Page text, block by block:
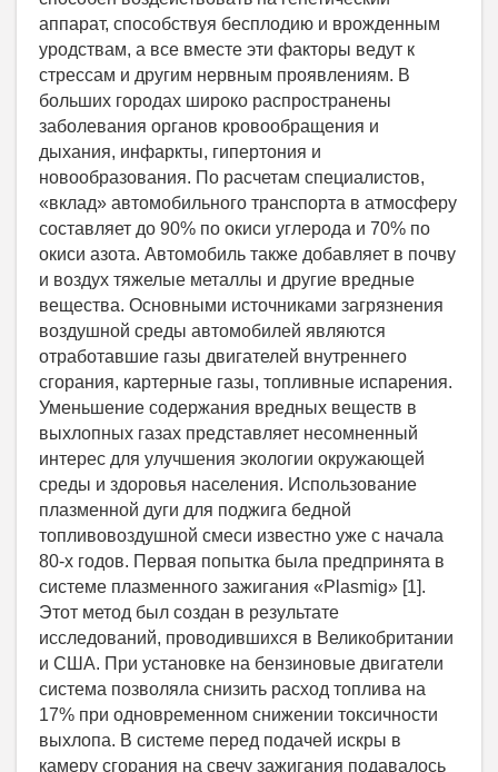
аппарат, способствуя бесплодию и врожденным
уродствам, а все вместе эти факторы ведут к
стрессам и другим нервным проявлениям. В
больших городах широко распространены
заболевания органов кровообращения и
дыхания, инфаркты, гипертония и
новообразования. По расчетам специалистов,
«вклад» автомобильного транспорта в атмосферу
составляет до 90% по окиси углерода и 70% по
окиси азота. Автомобиль также добавляет в почву
и воздух тяжелые металлы и другие вредные
вещества. Основными источниками загрязнения
воздушной среды автомобилей являются
отработавшие газы двигателей внутреннего
сгорания, картерные газы, топливные испарения.
Уменьшение содержания вредных веществ в
выхлопных газах представляет несомненный
интерес для улучшения экологии окружающей
среды и здоровья населения. Использование
плазменной дуги для поджига бедной
топливовоздушной смеси известно уже с начала
80-х годов. Первая попытка была предпринята в
системе плазменного зажигания «Plasmig» [1].
Этот метод был создан в результате
исследований, проводившихся в Великобритании
и США. При установке на бензиновые двигатели
система позволяла снизить расход топлива на
17% при одновременном снижении токсичности
выхлопа. В системе перед подачей искры в
камеру сгорания на свечу зажигания подавалось